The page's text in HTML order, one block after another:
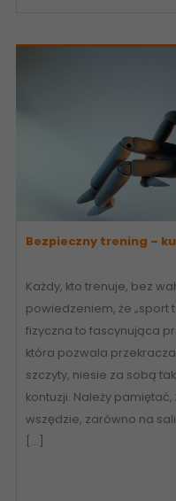
Bezpieczny trening –
Każdy, kto trenuje, bez
powiedzeniem, że „sport
fizyczna to fascynująca
która pozwala
szczyty, niesie za sobą
kontuzji. Należy
wszędzie, zarówno na
[…]